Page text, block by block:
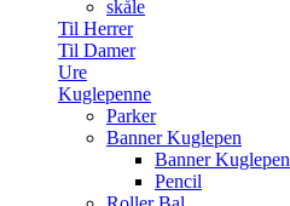
skåle
Til Herrer
Til Damer
Ure
Kuglepenne
Parker
Banner Kuglepen
Banner Kuglepen
Pencil